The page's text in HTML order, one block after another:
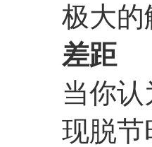
极大的
差距
当你
现脱节